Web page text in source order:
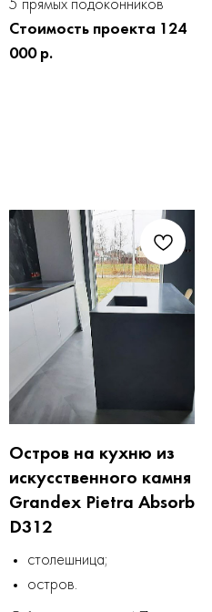
5 прямых подоконников
Стоимость проекта 124
000 р.
Остров на кухню из
искусственного камня
Grandex Pietra Absorb
D312
столешница;
остров.